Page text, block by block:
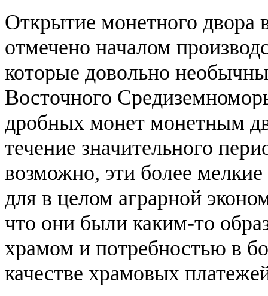
Открытие монетного
отмечено началом
которые довольно
Восточного
дробных монет монетным
течение значительного
возможно, эти более
для в целом аграрной
что они были каким-то
храмом и потребностью в
качестве храмовых